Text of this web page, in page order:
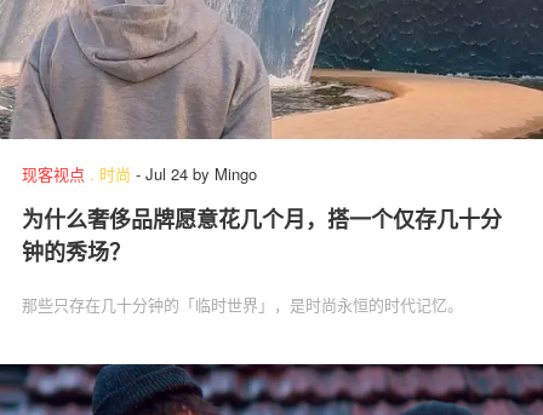
现客视点 . 时尚 - Jul 24 by Mingo
为什么奢侈品牌愿意花几个月，搭一个仅存几十分
钟的秀场？
那些只存在几十分钟的「临时世界」，是时尚永恒的时代记忆。